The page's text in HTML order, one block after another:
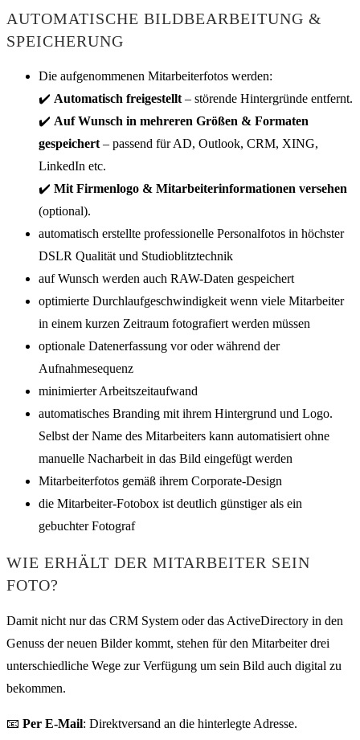
AUTOMATISCHE BILDBEARBEITUNG &
SPEICHERUNG
Die aufgenommenen Mitarbeiterfotos werden:
✔️ Automatisch freigestellt – störende Hintergründe entfernt.
✔️ Auf Wunsch in mehreren Größen & Formaten
gespeichert – passend für AD, Outlook, CRM, XING,
LinkedIn etc.
✔️ Mit Firmenlogo & Mitarbeiterinformationen versehen
(optional).
automatisch erstellte professionelle Personalfotos in höchster
DSLR Qualität und Studioblitztechnik
auf Wunsch werden auch RAW-Daten gespeichert
optimierte Durchlaufgeschwindigkeit wenn viele Mitarbeiter
in einem kurzen Zeitraum fotografiert werden müssen
optionale Datenerfassung vor oder während der
Aufnahmesequenz
minimierter Arbeitszeitaufwand
automatisches Branding mit ihrem Hintergrund und Logo.
Selbst der Name des Mitarbeiters kann automatisiert ohne
manuelle Nacharbeit in das Bild eingefügt werden
Mitarbeiterfotos gemäß ihrem Corporate-Design
die Mitarbeiter-Fotobox ist deutlich günstiger als ein
gebuchter Fotograf
WIE ERHÄLT DER MITARBEITER SEIN
FOTO?
Damit nicht nur das CRM System oder das ActiveDirectory in den
Genuss der neuen Bilder kommt, stehen für den Mitarbeiter drei
unterschiedliche Wege zur Verfügung um sein Bild auch digital zu
bekommen.
📧 Per E-Mail: Direktversand an die hinterlegte Adresse.